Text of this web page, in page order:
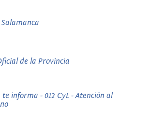
de la Provincia
te informa - 012 CyL - Atención al